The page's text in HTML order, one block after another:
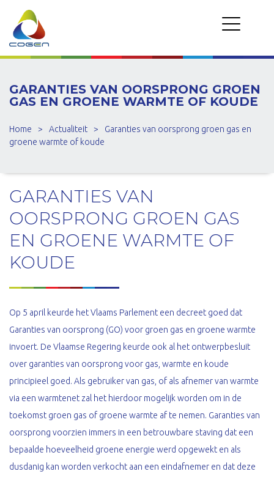
GARANTIES VAN OORSPRONG GROEN
GAS EN GROENE WARMTE OF KOUDE
Home > Actualiteit >
Garanties van oorsprong groen gas en
groene warmte of koude
GARANTIES VAN
OORSPRONG GROEN GAS
EN GROENE WARMTE OF
KOUDE
Op 5 april keurde het Vlaams Parlement een decreet goed dat
Garanties van oorsprong (GO) voor groen gas en groene warmte
invoert. De Vlaamse Regering keurde ook al het ontwerpbesluit
over garanties van oorsprong voor gas, warmte en koude
principieel goed. Als gebruiker van gas, of als afnemer van warmte
via een warmtenet zal het hierdoor mogelijk worden om in de
toekomst groen gas of groene warmte af te nemen. Garanties van
oorsprong voorzien immers in een betrouwbare staving dat een
bepaalde hoeveelheid groene energie werd opgewekt en als
dusdanig kan worden verkocht aan een eindafnemer en dat deze